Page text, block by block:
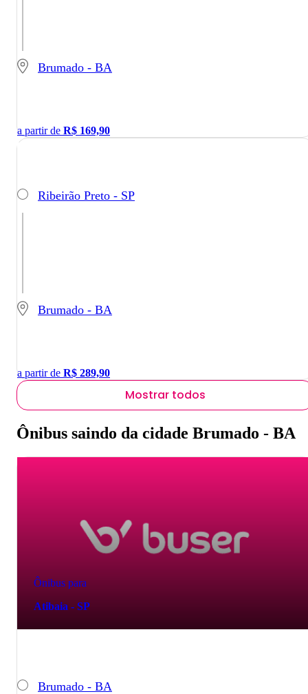
Brumado - BA
a partir de R$ 169,90
Ribeirão Preto - SP
Brumado - BA
a partir de R$ 289,90
Mostrar todos
Ônibus saindo da cidade Brumado - BA
Ônibus para
Atibaia - SP
Brumado - BA